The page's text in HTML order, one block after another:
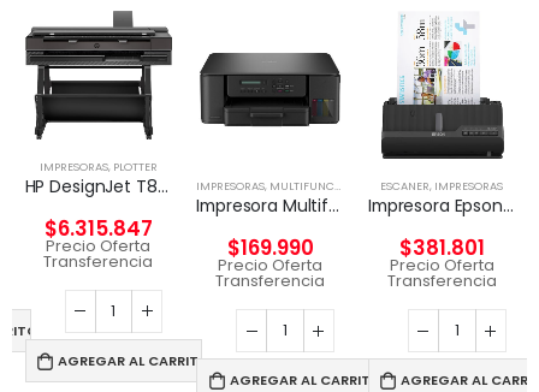
IMPRESORAS, PLOTTER
HP DesignJet T850 36-in Multifuncional
$6.315.847
Precio Oferta
Transferencia
AGREGAR AL CARRITO
IMPRESORAS, MULTIFUNCIONAL TINTA
Impresora Multifuncional Brother DCP-T530DW
$169.990
Precio Oferta
Transferencia
AGREGAR AL CARRITO
ESCANER, IMPRESORAS
Impresora Epson WorkForce ES-C320W
$381.801
Precio Oferta
Transferencia
AGREGAR AL